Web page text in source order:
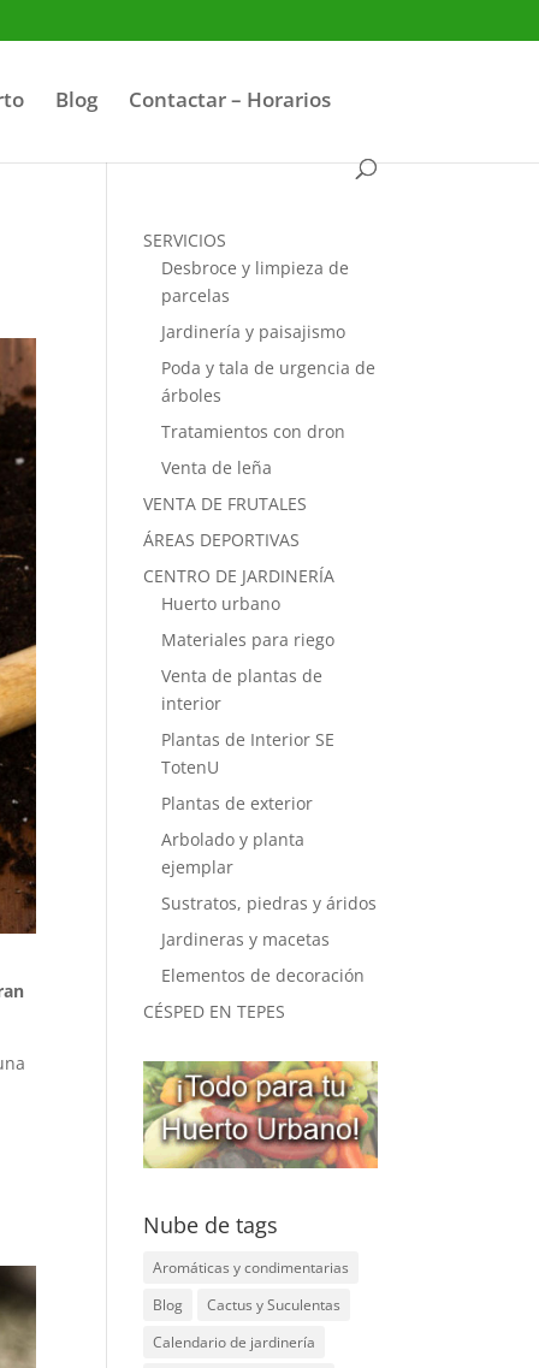
Blog Contactar – Horarios
SERVICIOS
Desbroce y limpieza de
parcelas
Jardinería y paisajismo
Poda y tala de urgencia de
árboles
Tratamientos con dron
Venta de leña
VENTA DE FRUTALES
ÁREAS DEPORTIVAS
CENTRO DE JARDINERÍA
Huerto urbano
Materiales para riego
Venta de plantas de
interior
Plantas de Interior SE
TotenU
Plantas de exterior
Arbolado y planta
ejemplar
Sustratos, piedras y áridos
Jardineras y macetas
Elementos de decoración
CÉSPED EN TEPES
Nube de tags
Aromáticas y condimentarias
Blog
Cactus y Suculentas
Calendario de jardinería